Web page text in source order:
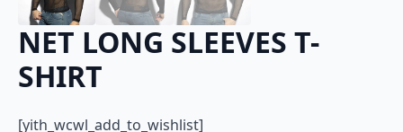
NET LONG SLEEVES T-
SHIRT
[yith_wcwl_add_to_wishlist]